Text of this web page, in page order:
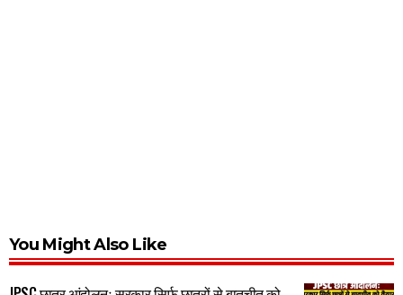
You Might Also Like